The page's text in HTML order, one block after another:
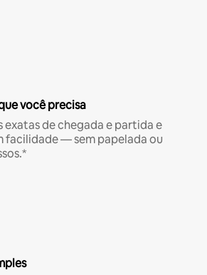
você precisa
exatas de chegada e partida e
facilidade — sem papelada ou